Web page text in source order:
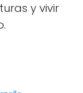
y vivir